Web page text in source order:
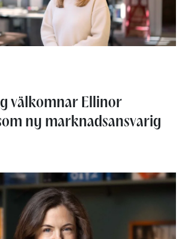
välkomnar Ellinor
ny marknadsansvarig